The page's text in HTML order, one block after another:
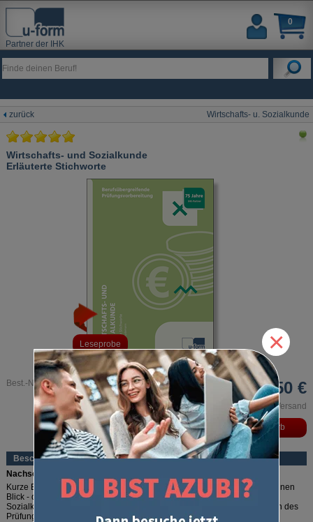
Partner der IHK
0
zurück Wirtschafts- u. Sozialkunde
Wirtschafts- und Sozialkunde
Erläuterte Stichworte
Leseprobe
Best.-Nr. 72 20,50 €
inkl. MwSt. und zzgl. Versand
Beschreibung
Nachschlagen, wiederholen, verstehen!
Kurze Erklärungen, übersichtliche Schaubilder und das Wichtigste auf einen
Blick - das bieten Ihnen die "Erläuterten Stichworte Wirtschafts- und
Sozialkunde". Zum schnellen Nachschlagen, Wiederholen oder Vertiefen des
Prüfungsstoffs.
×